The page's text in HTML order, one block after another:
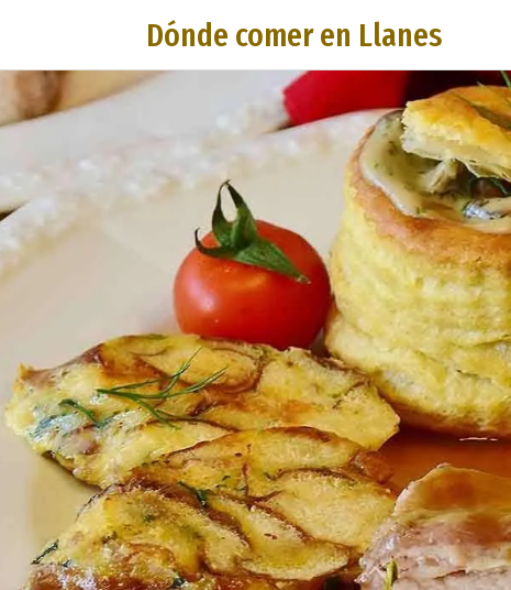
Dónde comer en Llanes